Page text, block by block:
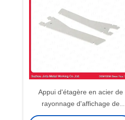
Appui d'étagère en acier de
rayonnage d'affichage de
gondole de la parenthèse